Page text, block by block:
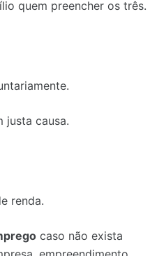
quem preencher os três.
justa causa.
renda.
caso não exista